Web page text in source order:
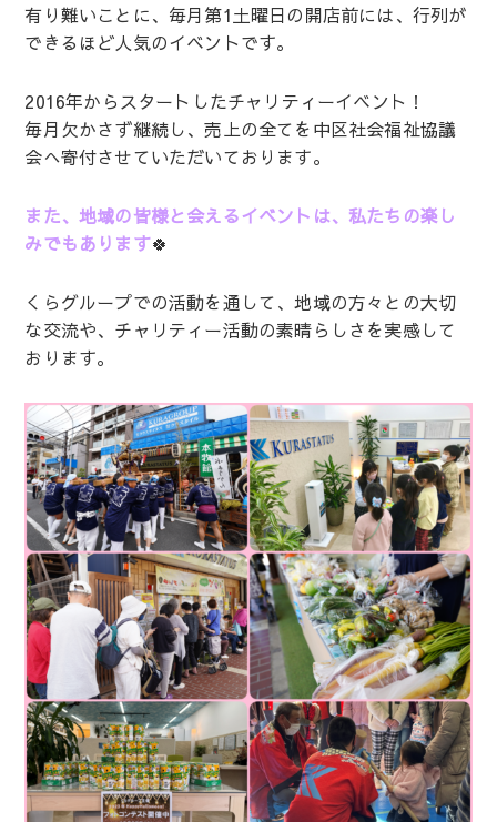
有り難いことに、毎月第1土曜日の開店前には、行列が
できるほど人気のイベントです。
2016年からスタートしたチャリティーイベント！
毎月欠かさず継続し、売上の全てを中区社会福祉協議
会へ寄付させていただいております。
また、地域の皆様と会えるイベントは、私たちの楽し
みでもあります🍀
くらグループでの活動を通して、地域の方々との大切
な交流や、チャリティー活動の素晴らしさを実感して
おります。